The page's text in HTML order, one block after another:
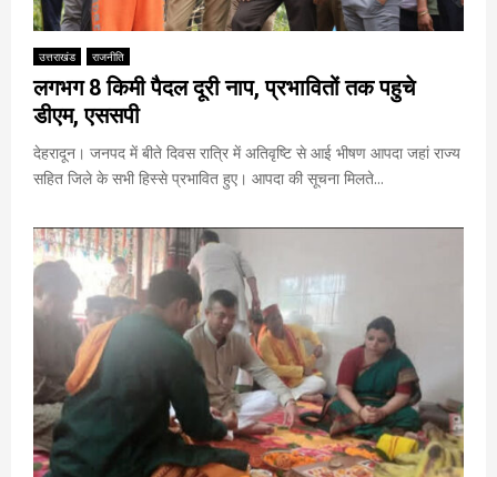
उत्तराखंड राजनीति
लगभग 8 किमी पैदल दूरी नाप, प्रभावितों तक पहुचे
डीएम, एससपी
देहरादून। जनपद में बीते दिवस रात्रि में अतिवृष्टि से आई भीषण आपदा जहां राज्य
सहित जिले के सभी हिस्से प्रभावित हुए। आपदा की सूचना मिलते...